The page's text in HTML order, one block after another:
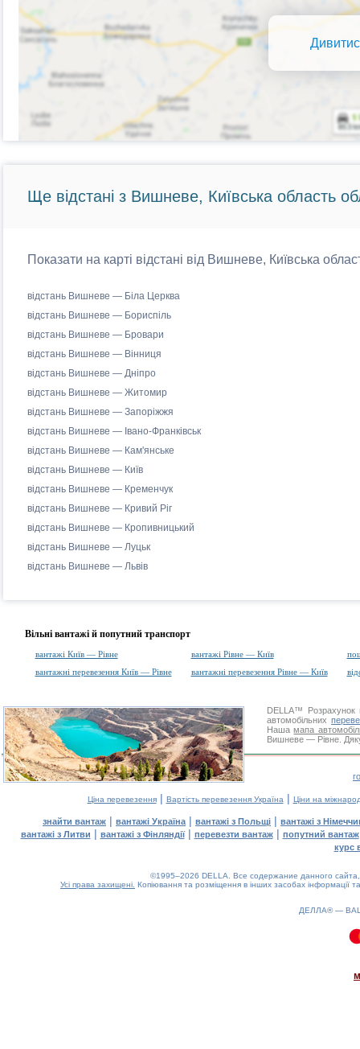
Ще відстані з Вишневе, Київська область
Показати на карті відстані від Вишневе, Київська
відстань Вишневе — Біла Церква
відстань Вишневе — Бориспіль
відстань Вишневе — Бровари
відстань Вишневе — Вінниця
відстань Вишневе — Дніпро
відстань Вишневе — Житомир
відстань Вишневе — Запоріжжя
відстань Вишневе — Івано-Франківськ
відстань Вишневе — Кам'янське
відстань Вишневе — Київ
відстань Вишневе — Кременчук
відстань Вишневе — Кривий Ріг
відстань Вишневе — Кропивницький
відстань Вишневе — Луцьк
відстань Вишневе — Львів
Вільні вантажі й попутний транспорт
вантажі Київ — Рівне вантажі Рівне — Київ
вантажні перевезення Київ — Рівне
вантажні перевезення Рівне — Київ
DELLA™
Розрахунок
автомобільних
Нашамапа
Вишневе — Рівне.
Ціна перевезення| Вартість перевезення Україна | Ціни на
знайти вантаж | вантажі Україна | вантажі з Польщі | вантажі з
вантажі з Литви | вантажі з Фінляндії| перевезти вантаж| попутний вантаж
курс
©1995–2026 DELLA. Все содержание данного
Усі права захищені. Копіювання та розміщення в інших засобах інформації
ДЕЛЛА® —